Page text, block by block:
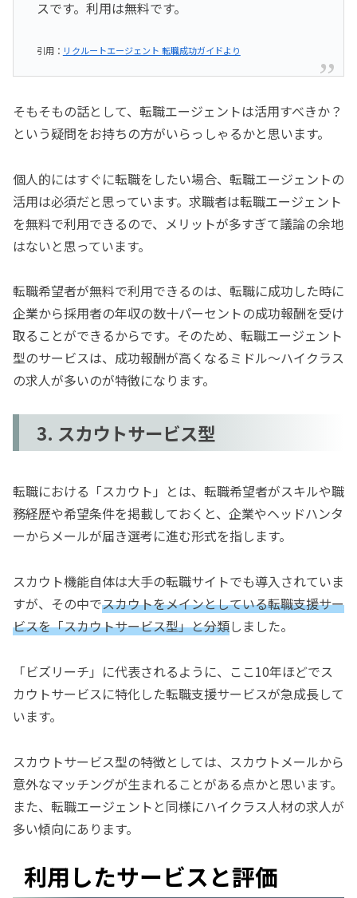
スです。利用は無料です。
引用： リクルートエージェント 転職成功ガイドより
そもそもの話として、転職エージェントは活用すべきか？
という疑問をお持ちの方がいらっしゃるかと思います。
個人的にはすぐに転職をしたい場合、転職エージェントの
活用は必須だと思っています。求職者は転職エージェント
を無料で利用できるので、メリットが多すぎて議論の余地
はないと思っています。
転職希望者が無料で利用できるのは、転職に成功した時に
企業から採用者の年収の数十パーセントの成功報酬を受け
取ることができるからです。そのため、転職エージェント
型のサービスは、成功報酬が高くなるミドル～ハイクラス
の求人が多いのが特徴になります。
3. スカウトサービス型
転職における「スカウト」とは、転職希望者がスキルや職
務経歴や希望条件を掲載しておくと、企業やヘッドハンタ
ーからメールが届き選考に進む形式を指します。
スカウト機能自体は大手の転職サイトでも導入されていま
すが、その中でスカウトをメインとしている転職支援サー
ビスを「スカウトサービス型」と分類しました。
「ビズリーチ」に代表されるように、ここ10年ほどでス
カウトサービスに特化した転職支援サービスが急成長して
います。
スカウトサービス型の特徴としては、スカウトメールから
意外なマッチングが生まれることがある点かと思います。
また、転職エージェントと同様にハイクラス人材の求人が
多い傾向にあります。
利用したサービスと評価